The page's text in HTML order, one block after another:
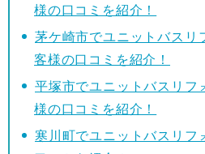
様の口コミを紹介！
茅ケ崎市でユニットバスリ
客様の口コミを紹介！
平塚市でユニットバスリフ
様の口コミを紹介！
寒川町でユニットバスリフ